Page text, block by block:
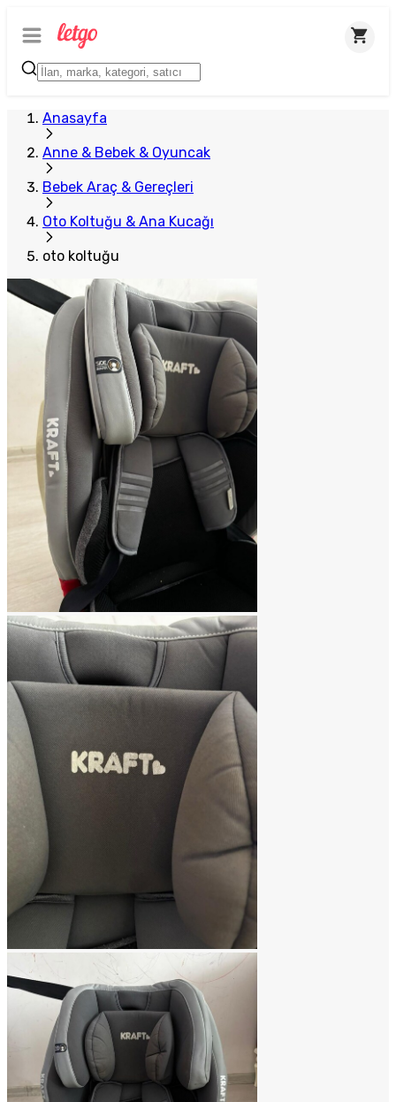
Anasayfa
Anne & Bebek & Oyuncak
Bebek Araç & Gereçleri
Oto Koltuğu & Ana Kucağı
oto koltuğu